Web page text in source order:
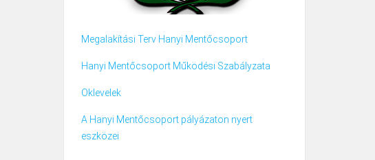
Megalakítási Terv Hanyi Mentőcsoport
Hanyi Mentőcsoport Működési Szabályzata
Oklevelek
A Hanyi Mentőcsoport pályázaton nyert
eszközei